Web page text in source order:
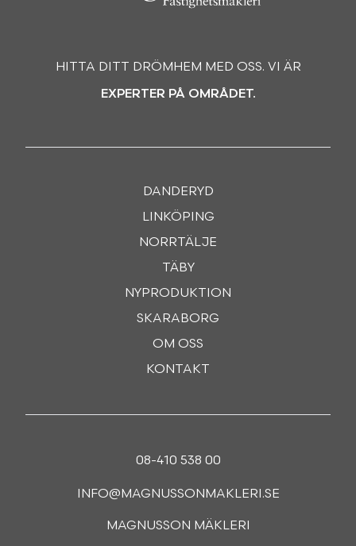
HITTA DITT DRÖMHEM MED OSS. VI ÄR
EXPERTER PÅ OMRÅDET.
DANDERYD
LINKÖPING
NORRTÄLJE
TÄBY
NYPRODUKTION
SKARABORG
OM OSS
KONTAKT
08-410 538 00
INFO@MAGNUSSONMAKLERI.SE
MAGNUSSON MÄKLERI